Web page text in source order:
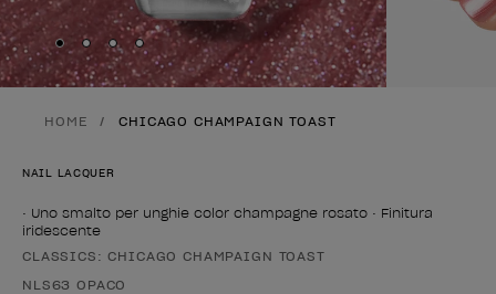
Skip to slide1
Skip to slide2
Skip to slide 3
Skip to slide4
HOME CHICAGO CHAMPAIGN TOAST
NAIL LACQUER
• Uno smalto per unghie color champagne rosato • Finitura
iridescente
Forma del prodotto
CLASSICS: CHICAGO CHAMPAIGN TOAST
NLS63 OPACO